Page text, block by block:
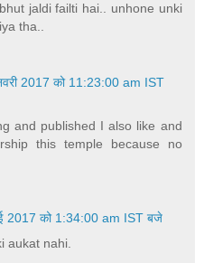
jaldi failti hai.. unhone unki
tha..
2017 को 11:23:00 am IST
and published I also like and
this temple because no
2017 को 1:34:00 am IST बजे
aukat nahi.